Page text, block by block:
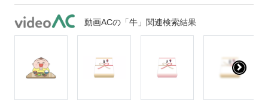
動画ACの「牛」関連検索結果